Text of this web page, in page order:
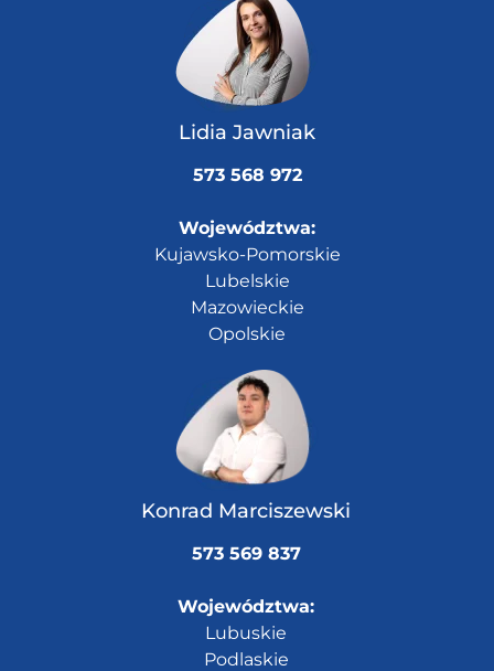
Lidia Jawniak
573 568 972
Województwa:
Kujawsko-Pomorskie
Lubelskie
Mazowieckie
Opolskie
Konrad Marciszewski
573 569 837
Województwa:
Lubuskie
Podlaskie